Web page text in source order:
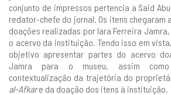
conjunto de impressos pertencia a Said
redator-chefe do jornal. Os itens chegaram
doações realizadas por Iara Ferreira
o acervo da instituição. Tendo isso em
objetivo apresentar partes do acervo
Jamra para o museu, assim
contextualização da trajetória do
al-Afkare da doação dos itens à instituição.